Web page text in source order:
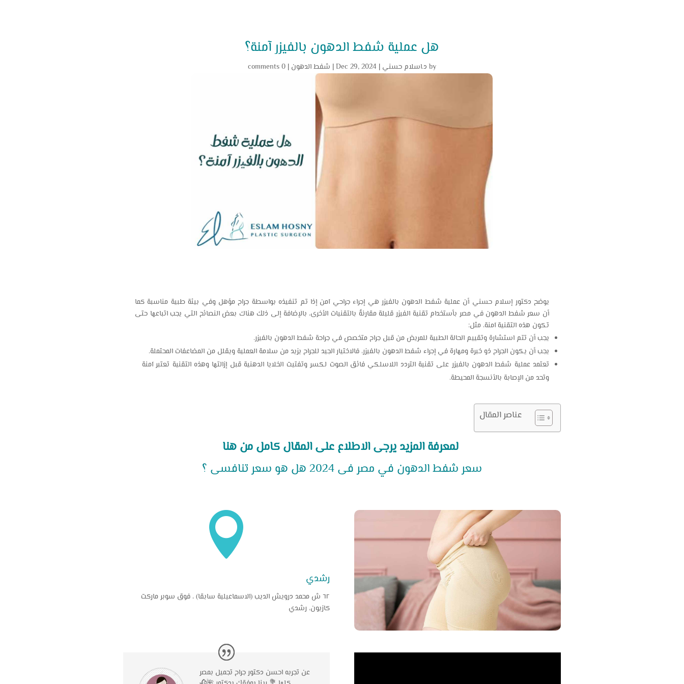
ھل عملية شفط الدھون بالفیزر آمنة؟
by د.اسلام حسني |
Dec 29, 2024
| شفط الدهون |
0 comments
يوضح دكتور إسلام حسني أن عملية شفط الدهون بالفيزر هي إجراء جراحي آمن إذا تم تنفيذه بواسطة جراح مؤهل وفي بيئة طبية مناسبة كما
أن سعر شفط الدهون في مصر بأستخدام تقنية الفيزر قليلة مقارنةً بالتقنيات الأخرى، بالإضافة إلى ذلك هناك بعض النصائح التي يجب اتباعها حتى
تكون هذه التقنية آمنة، مثل:
يجب أن تتم استشارة وتقييم الحالة الطبية للمريض من قبل جراح متخصص في جراحة شفط الدهون بالفيزر.
يجب أن يكون الجراح ذو خبرة ومهارة في إجراء شفط الدهون بالفيزر، فالاختيار الجيد للجراح يزيد من سلامة العملية ويقلل من المضاعفات المحتملة.
تعتمد عملية شفط الدهون بالفيزر على تقنية التردد اللاسلكي فائق الصوت لكسر وتفتيت الخلايا الدهنية قبل إزالتها وهذه التقنية تعتبر آمنة
وتحد من الإصابة بالأنسجة المحيطة.
عناصر المقال
لمعرفة المزيد يرجى الاطلاع على المقال كامل من هنا
سعر شفط الدهون في مصر فى 2024 هل هو سعر تنافسى ؟

رشدي
٦٢ ش محمد درويش الديب (الاسماعيلية سابقا) ، فوق سوبر ماركت
كازيون، رشدي
عن تجربه احسن دكتور جراح تجميل بمصر